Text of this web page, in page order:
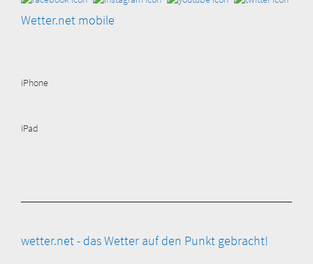
Wetter.net mobile
iPhone
iPad
wetter.net - das Wetter auf den Punkt gebracht!